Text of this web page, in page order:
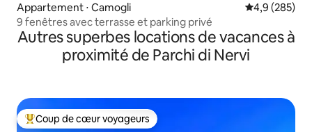
Appartement ⋅ Camogli Évaluation
4,9 (285)
9 fenêtres avec terrasse et parking privé
Autres superbes locations de vacances à
proximité de Parchi di Nervi
Coups de cœur voyageurs les plus appréciés
Coup de cœur voyageurs